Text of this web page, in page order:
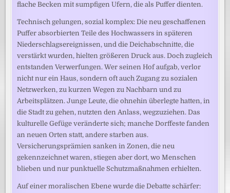
flache Becken mit sumpfigen Ufern, die als Puffer dienten.
Technisch gelungen, sozial komplex: Die neu geschaffenen
Puffer absorbierten Teile des Hochwassers in späteren
Niederschlagsereignissen, und die Deichabschnitte, die
verstärkt wurden, hielten größeren Druck aus. Doch zugleich
entstanden Verwerfungen. Wer seinen Hof aufgab, verlor
nicht nur ein Haus, sondern oft auch Zugang zu sozialen
Netzwerken, zu kurzen Wegen zu Nachbarn und zu
Arbeitsplätzen. Junge Leute, die ohnehin überlegte hatten, in
die Stadt zu gehen, nutzten den Anlass, wegzuziehen. Das
kulturelle Gefüge veränderte sich; manche Dorffeste fanden
an neuen Orten statt, andere starben aus.
Versicherungsprämien sanken in Zonen, die neu
gekennzeichnet waren, stiegen aber dort, wo Menschen
blieben und nur punktuelle Schutzmaßnahmen erhielten.
Auf einer moralischen Ebene wurde die Debatte schärfer: